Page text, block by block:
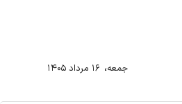
جمعه، ۱۶ مرداد ۱۴۰۵